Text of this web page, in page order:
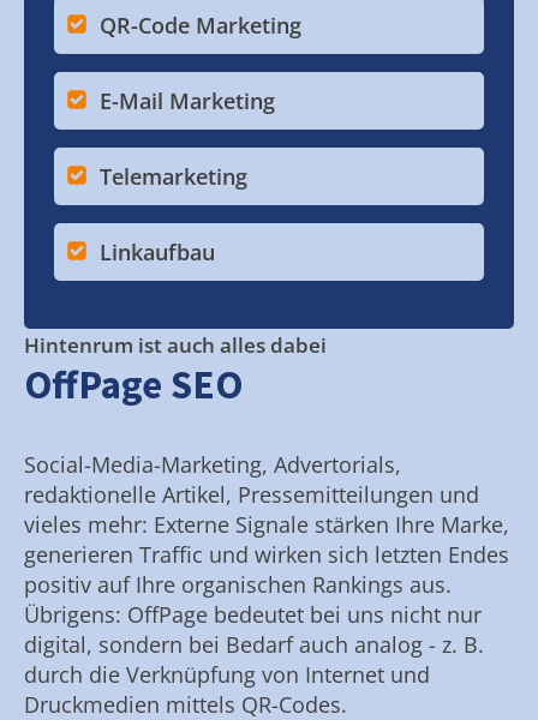
QR-Code Marketing
E-Mail Marketing
Telemarketing
Linkaufbau
Hintenrum ist auch alles dabei
OffPage SEO
Social-Media-Marketing, Advertorials,
redaktionelle Artikel, Pressemitteilungen und
vieles mehr: Externe Signale stärken Ihre Marke,
generieren Traffic und wirken sich letzten Endes
positiv auf Ihre organischen Rankings aus.
Übrigens: OffPage bedeutet bei uns nicht nur
digital, sondern bei Bedarf auch analog - z. B.
durch die Verknüpfung von Internet und
Druckmedien mittels QR-Codes.